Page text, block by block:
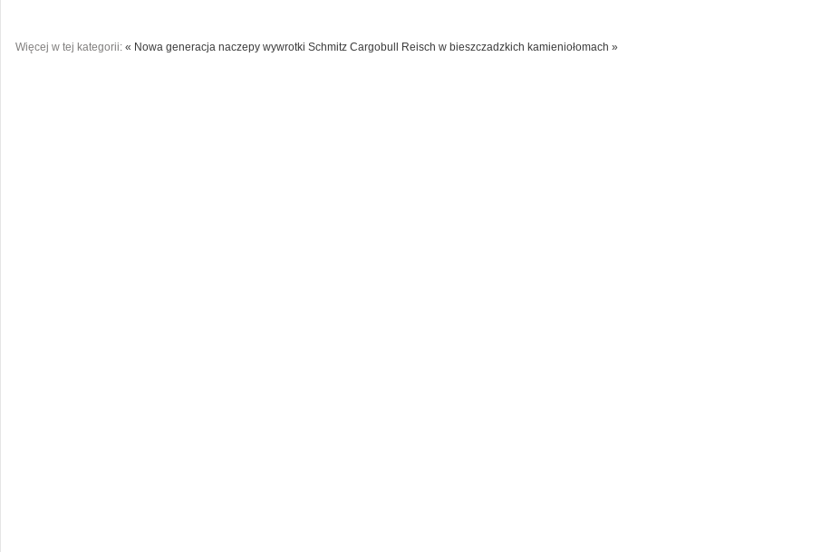
Więcej w tej kategorii: « Nowa generacja naczepy wywrotki Schmitz Cargobull Reisch w bieszczadzkich kamieniołomach »